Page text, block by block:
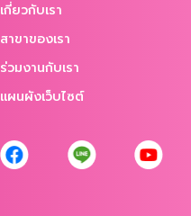
เกี่ยวกับเรา
สาขาของเรา
ร่วมงานกับเรา
แผนผังเว็บไซต์